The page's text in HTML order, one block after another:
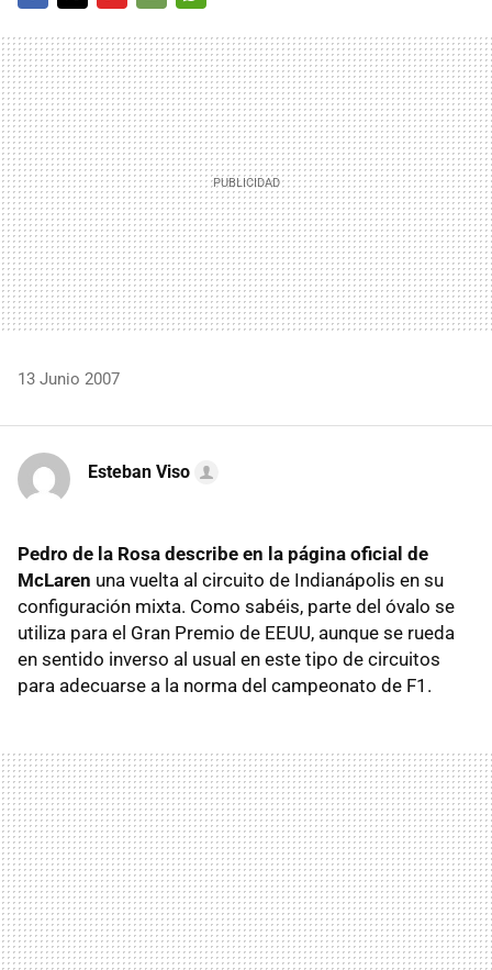
MAIL
13 Junio 2007
Esteban Viso
Pedro de la Rosa describe en la página oficial de
McLaren una vuelta al circuito de Indianápolis en su
configuración mixta. Como sabéis, parte del óvalo se
utiliza para el Gran Premio de EEUU, aunque se rueda
en sentido inverso al usual en este tipo de circuitos
para adecuarse a la norma del campeonato de F1.